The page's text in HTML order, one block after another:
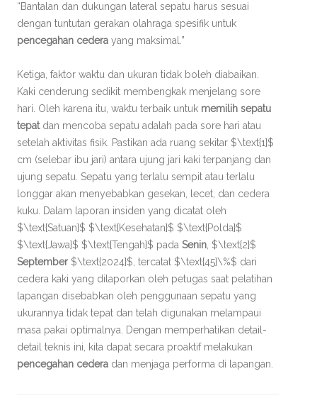
“Bantalan dan dukungan lateral sepatu harus sesuai
dengan tuntutan gerakan olahraga spesifik untuk
pencegahan cedera yang maksimal.”
Ketiga, faktor waktu dan ukuran tidak boleh diabaikan.
Kaki cenderung sedikit membengkak menjelang sore
hari. Oleh karena itu, waktu terbaik untuk memilih sepatu
tepatdan mencoba sepatu adalah pada sore hari atau
setelah aktivitas fisik. Pastikan ada ruang sekitar $\text{1}$
cm (selebar ibu jari) antara ujung jari kaki terpanjang dan
ujung sepatu. Sepatu yang terlalu sempit atau terlalu
longgar akan menyebabkan gesekan, lecet, dan cedera
kuku. Dalam laporan insiden yang dicatat oleh
$\text{Satuan}$ $\text{Kesehatan}$ $\text{Polda}$
$\text{Jawa}$ $\text{Tengah}$ pada Senin , $\text{2}$
September$\text{2024}$, tercatat $\text{45}\%$ dari
cedera kaki yang dilaporkan oleh petugas saat pelatihan
lapangan disebabkan oleh penggunaan sepatu yang
ukurannya tidak tepat dan telah digunakan melampaui
masa pakai optimalnya. Dengan memperhatikan detail-
detail teknis ini, kita dapat secara proaktif melakukan
pencegahan cedera dan menjaga performa di lapangan.